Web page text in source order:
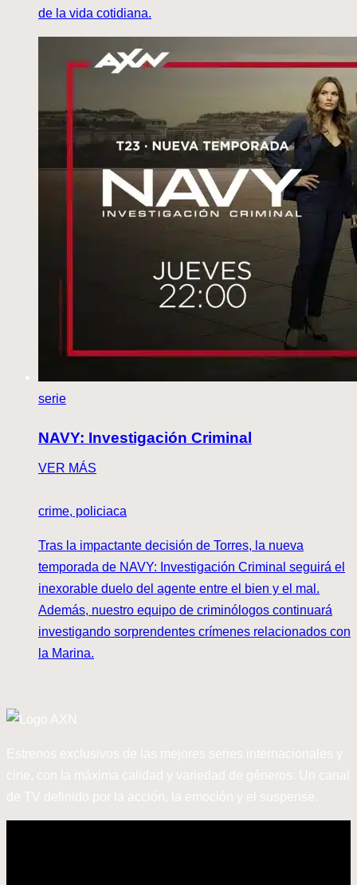
de la vida cotidiana.
serie
NAVY: Investigación Criminal
VER MÁS
crime, policiaca
Tras la impactante decisión de Torres, la nueva
temporada de NAVY: Investigación Criminal seguirá el
inexorable duelo del agente entre el bien y el mal.
Además, nuestro equipo de criminólogos continuará
investigando sorprendentes crímenes relacionados con
la Marina.
Estrenos exclusivos de las mejores series internacionales y
cine, con la máxima calidad y variedad de géneros. Un canal
de TV definido por la acción, la emoción y el suspense.